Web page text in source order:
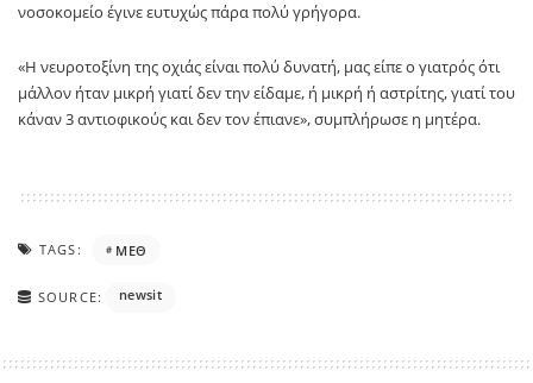
νοσοκομείο έγινε ευτυχώς πάρα πολύ γρήγορα.
«Η νευροτοξίνη της οχιάς είναι πολύ δυνατή, μας είπε ο γιατρός ότι
μάλλον ήταν μικρή γιατί δεν την είδαμε, ή μικρή ή αστρίτης, γιατί του
κάναν 3 αντιοφικούς και δεν τον έπιανε», συμπλήρωσε η μητέρα.
TAGS: ΜΕΘ
SOURCE: newsit